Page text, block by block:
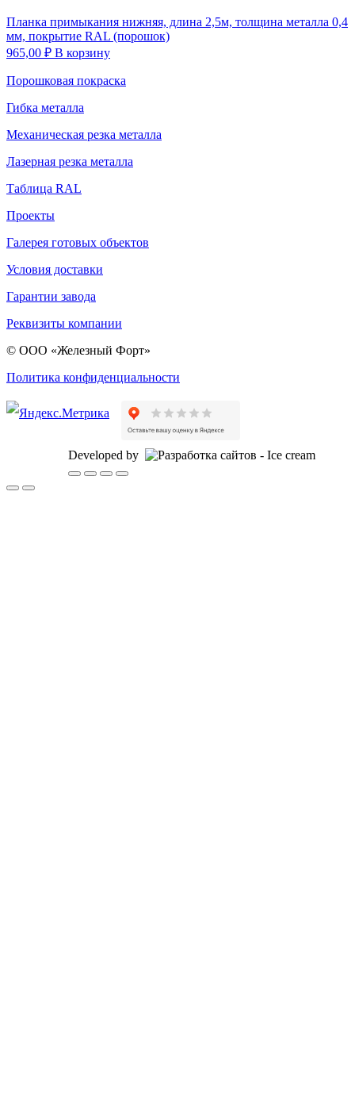
Планка примыкания нижняя, длина 2,5м, толщина металла 0,4
мм, покрытие RAL (порошок)
965,00 ₽ В корзину
Порошковая покраска
Гибка металла
Механическая резка металла
Лазерная резка металла
Таблица RAL
Проекты
Галерея готовых объектов
Условия доставки
Гарантии завода
Реквизиты компании
© ООО «Железный Форт»
Политика конфиденциальности
Developed by